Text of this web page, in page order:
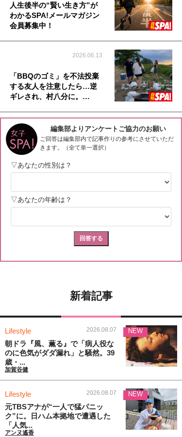
人生後半の“賢い生き方”が
わかるSPA!メールマガジン
会員募集中！
2026.06.13
「BBQのゴミ」を不法投棄
する友人を注意したら…逆
ギレされ、村八分に。…
新着記事
Lifestyle 2026.08.07
朝ドラ『風、薫る』で「病人役な
のに色気がダダ漏れ」と騒然。39
歳・...
加賀谷健
NEW
Lifestyle 2026.08.07
元TBSアナが“一人で猛パニッ
ク”に。日ハム本拠地で遭遇した
「人気...
アンヌ遙香
NEW